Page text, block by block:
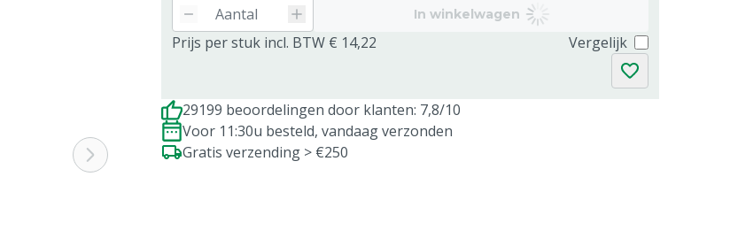
In winkelwagen
Prijs per stuk incl. BTW € 14,22 Vergelijk
29199 beoordelingen door klanten: 7,8/10
Voor 11:30u besteld, vandaag verzonden
Gratis verzending > €250